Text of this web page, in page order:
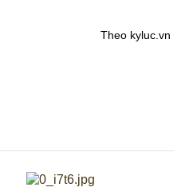
Theo kyluc.vn